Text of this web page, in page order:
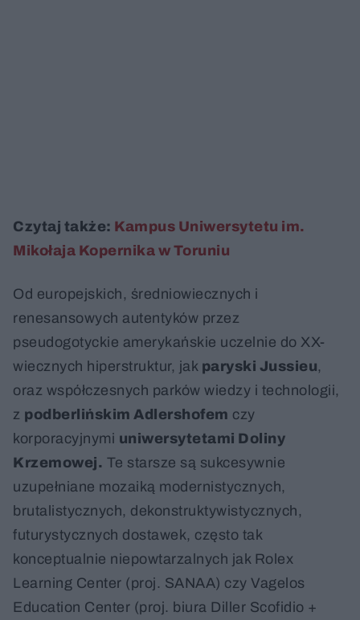
Czytaj także: Kampus Uniwersytetu im.
Mikołaja Kopernika w Toruniu
Od europejskich, średniowiecznych i
renesansowych autentyków przez
pseudogotyckie amerykańskie uczelnie do XX-
wiecznych hiperstruktur, jak paryski Jussieu,
oraz współczesnych parków wiedzy i technologii,
z podberlińskim Adlershofem czy
korporacyjnymi uniwersytetami Doliny
Krzemowej. Te starsze są sukcesywnie
uzupełniane mozaiką modernistycznych,
brutalistycznych, dekonstruktywistycznych,
futurystycznych dostawek, często tak
konceptualnie niepowtarzalnych jak Rolex
Learning Center (proj. SANAA) czy Vagelos
Education Center (proj. biura Diller Scofidio +